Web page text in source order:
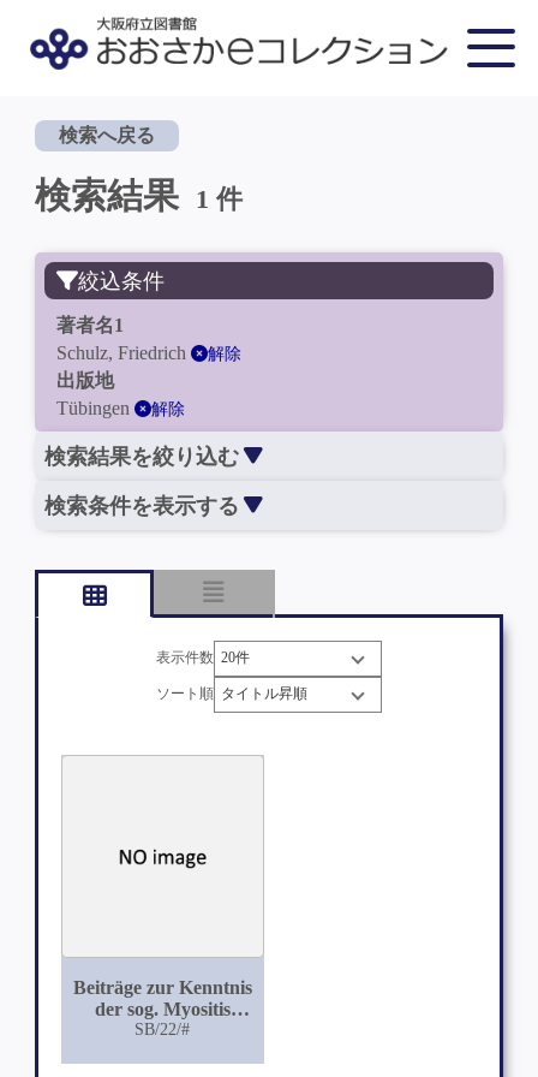
検索へ戻る
検索結果 1 件
絞込条件
著者名1
Schulz, Friedrich
解除
出版地
Tübingen
解除
検索結果を絞り込む
検索条件を表示する
表示件数
ソート順
Beiträge zur Kenntnis
der sog. Myositis
ossificans traumatica
SB/22/#